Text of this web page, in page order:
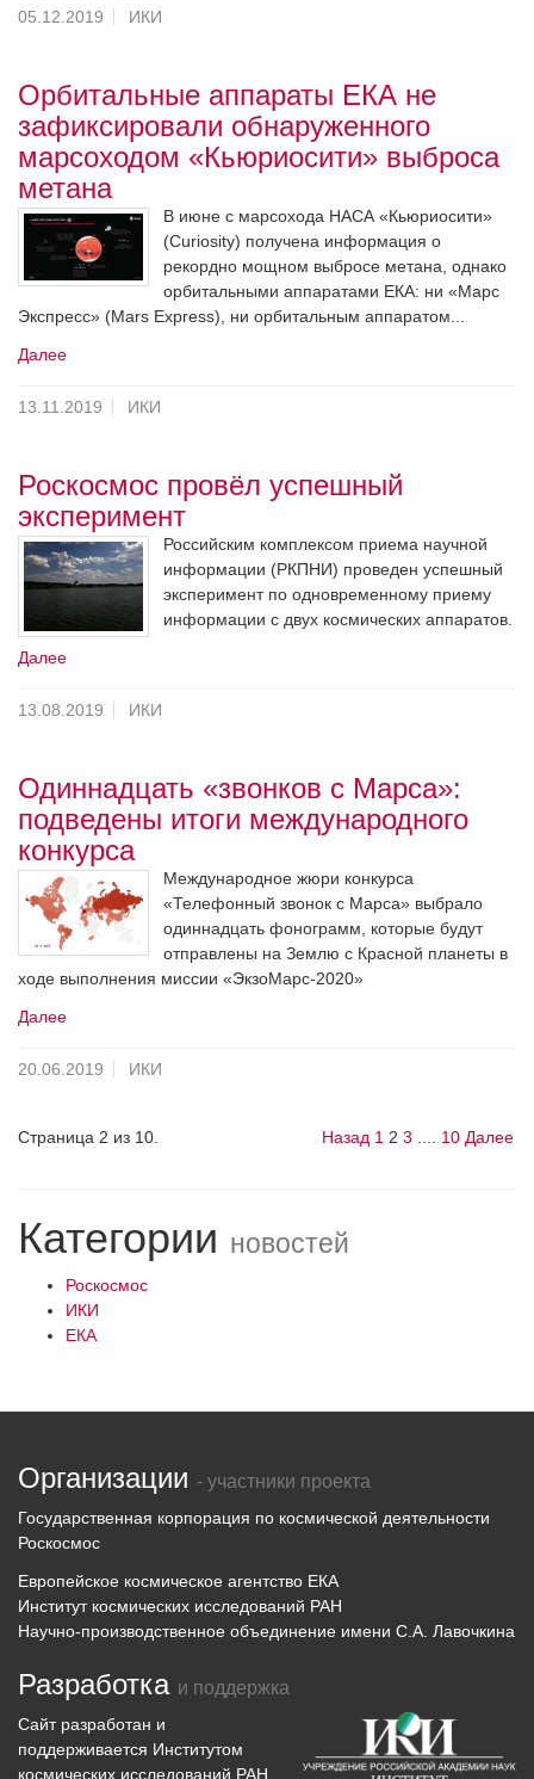
05.12.2019 ИКИ
Орбитальные аппараты ЕКА не
зафиксировали обнаруженного
марсоходом «Кьюриосити» выброса
метана
В июне с марсохода НАСА «Кьюриосити»
(Curiosity) получена информация о
рекордно мощном выбросе метана, однако
орбитальными аппаратами ЕКА: ни «Марс
Экспресс» (Mars Express), ни орбитальным аппаратом...
Далее
13.11.2019 ИКИ
Роскосмос провёл успешный
эксперимент
Российским комплексом приема научной
информации (РКПНИ) проведен успешный
эксперимент по одновременному приему
информации с двух космических аппаратов.
Далее
13.08.2019 ИКИ
Одиннадцать «звонков с Марса»:
подведены итоги международного
конкурса
Международное жюри конкурса
«Телефонный звонок с Марса» выбрало
одиннадцать фонограмм, которые будут
отправлены на Землю с Красной планеты в
ходе выполнения миссии «ЭкзоМарс-2020»
Далее
20.06.2019 ИКИ
Страница 2 из 10. Назад 1 2 3 10 Далее
Категории новостей
Роскосмос
ИКИ
ЕКА
Организации - участники проекта
Государственная корпорация по космической деятельности
Роскосмос
Европейское космическое агентство ЕКА
Институт космических исследований РАН
Научно-производственное объединение имени С.А. Лавочкина
Разработка и поддержка
Сайт разработан и
поддерживается Институтом
космических исследований РАН